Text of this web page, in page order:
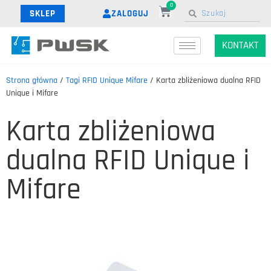
SKLEP ZALOGUJ
0
KONTAKT
Strona główna / Tagi RFID Unique Mifare / Karta zbliżeniowa dualna RFID
Unique i Mifare
Karta zbliżeniowa
dualna RFID Unique i
Mifare